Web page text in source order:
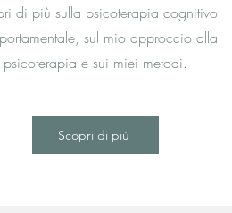
di più sulla psicoterapia cognitivo
sul mio approccio alla
psicoterapia e sui miei metodi.
Scopri di più